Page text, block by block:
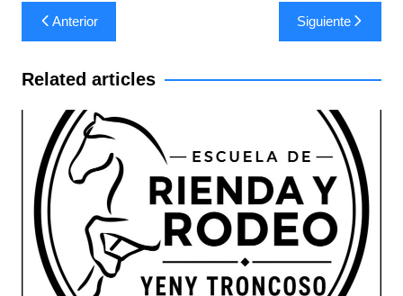
Navegación
de
entradas
Anterior Siguiente
Related articles